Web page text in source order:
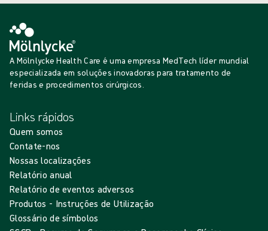
A Mölnlycke Health Care é uma empresa MedTech líder mundial
especializada em soluções inovadoras para tratamento de
feridas e procedimentos cirúrgicos.
Links rápidos
Quem somos
Contate-nos
Nossas localizações
Relatório anual
Relatório de eventos adversos
Produtos - Instruções de Utilização
Glossário de símbolos